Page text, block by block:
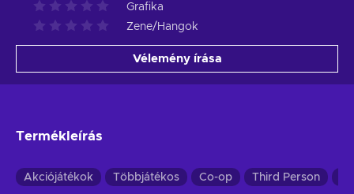
Grafika
Zene/Hangok
Vélemény írása
Termékleírás
Akciójátékok Többjátékos Co-op Third Person